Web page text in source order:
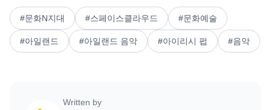
#문화N지대 #스페이스클라우드 #문화예술
#아일랜드 #아일랜드 음악 #아이리시 펍 #음악
Written by